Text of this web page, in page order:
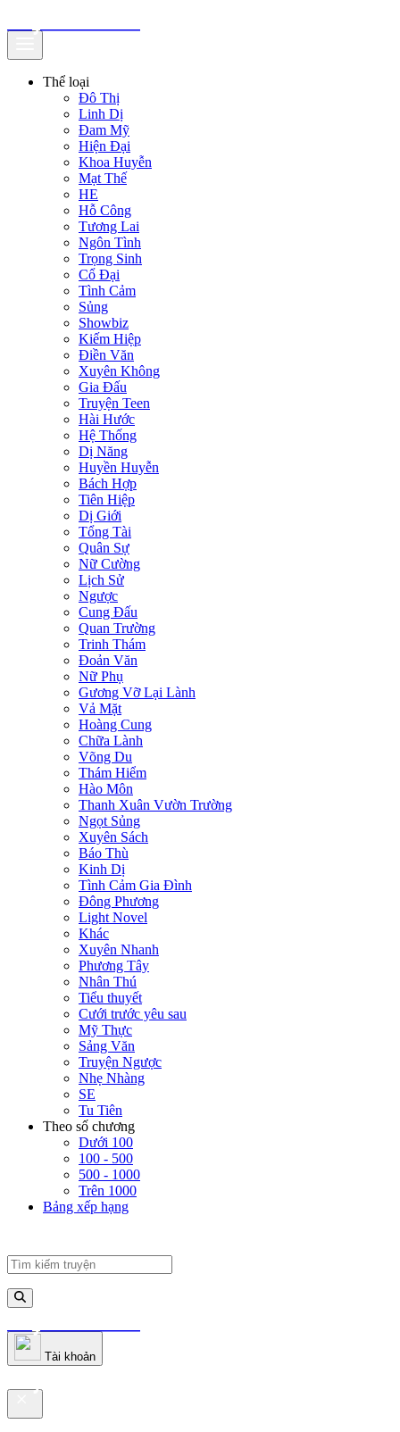
Thể loại
Đô Thị
Linh Dị
Đam Mỹ
Hiện Đại
Khoa Huyễn
Mạt Thế
HE
Hỗ Công
Tương Lai
Ngôn Tình
Trọng Sinh
Cổ Đại
Tình Cảm
Sủng
Showbiz
Kiếm Hiệp
Điền Văn
Xuyên Không
Gia Đấu
Truyện Teen
Hài Hước
Hệ Thống
Dị Năng
Huyền Huyễn
Bách Hợp
Tiên Hiệp
Dị Giới
Tổng Tài
Quân Sự
Nữ Cường
Lịch Sử
Ngược
Cung Đấu
Quan Trường
Trinh Thám
Đoản Văn
Nữ Phụ
Gương Vỡ Lại Lành
Vả Mặt
Hoàng Cung
Chữa Lành
Võng Du
Thám Hiểm
Hào Môn
Thanh Xuân Vườn Trường
Ngọt Sủng
Xuyên Sách
Báo Thù
Kinh Dị
Tình Cảm Gia Đình
Đông Phương
Light Novel
Khác
Xuyên Nhanh
Phương Tây
Nhân Thú
Tiểu thuyết
Cưới trước yêu sau
Mỹ Thực
Sảng Văn
Truyện Ngược
Nhẹ Nhàng
SE
Tu Tiên
Theo số chương
Dưới 100
100 - 500
500 - 1000
Trên 1000
Bảng xếp hạng
truyenfullz.com
Tài khoản
truyenfullz.com